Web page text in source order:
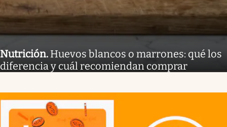
Nutrición. Huevos blancos o marrones: qué los
diferencia y cuál recomiendan comprar